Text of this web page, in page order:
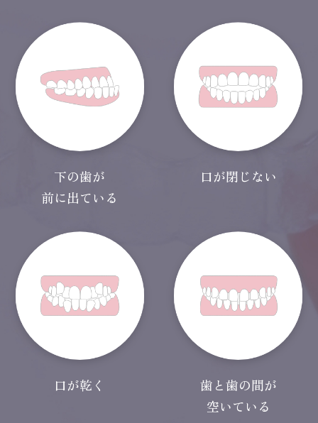
下の歯が
前に出ている
口が閉じない
口が乾く
歯と歯の間が
空いている